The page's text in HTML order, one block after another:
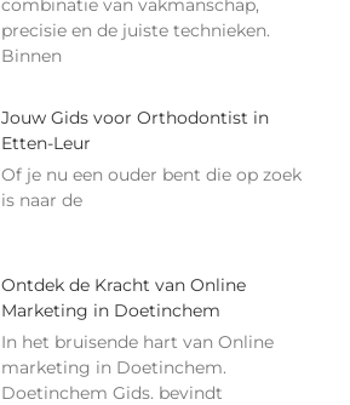
combinatie van vakmanschap,
precisie en de juiste technieken.
Binnen
Jouw Gids voor Orthodontist in
Etten-Leur
Of je nu een ouder bent die op zoek
is naar de
Ontdek de Kracht van Online
Marketing in Doetinchem
In het bruisende hart van Online
marketing in Doetinchem.
Doetinchem Gids. bevindt